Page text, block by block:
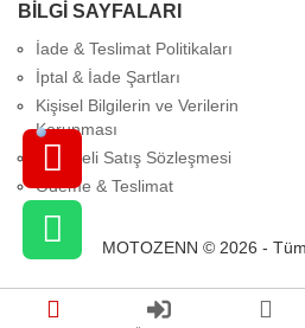
BILGI SAYFALARI
İade & Teslimat Politikaları
İptal & İade Şartları
Kişisel Bilgilerin ve Verilerin
Korunması
Mesafeli Satış Sözleşmesi
Ödeme & Teslimat
MOTOZENN © 2026 - Tüm